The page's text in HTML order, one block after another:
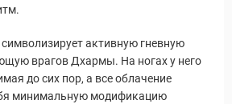
активную гневную
врагов Дхармы. На ногах у него
до сих пор, а все облачение
минимальную модификацию